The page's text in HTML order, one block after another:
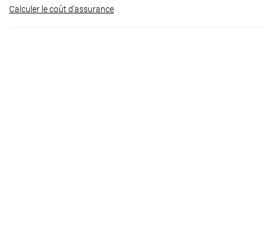
Calculer le coût d'assurance